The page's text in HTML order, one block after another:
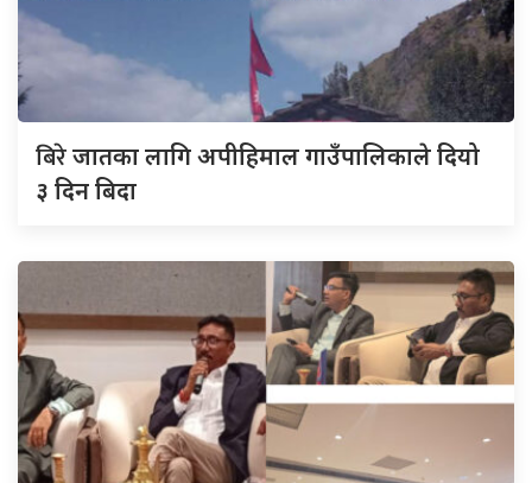
बिरेजातका लागि अपीहिमाल गाउँपालिकाले दियो
३ दिन बिदा